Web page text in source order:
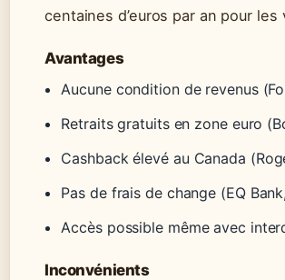
centaines d’euros par an pour
Avantages
Aucune condition de revenus
Retraits gratuits en zone euro
Cashback élevé au Canada
Pas de frais de change (EQ
Accès possible même avec
Inconvénients